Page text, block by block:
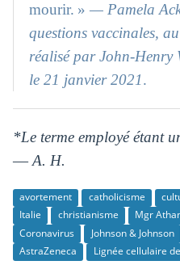
mourir. »— Pamela
questions vaccinales,
réalisé par John-Henry
le 21 janvier 2021.
*Le terme employé étant
― A. H.
avortement catholicisme
Italie
christianisme Mgr
Coronavirus
Johnson & Johnson
AstraZeneca
Lignée cellulaire